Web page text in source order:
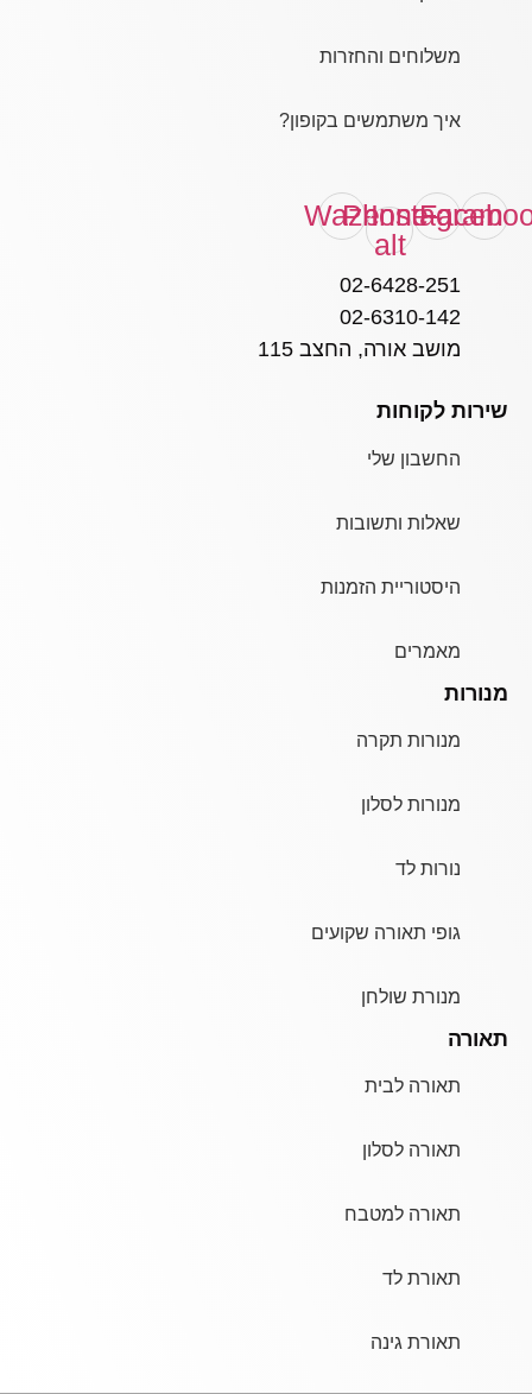
משלוחים והחזרות
איך משתמשים בקופון?
Instagram
Phone-
alt
Waze
02-6428-251
02-6310-142
מושב אורה, החצב 115
שירות לקוחות
החשבון שלי
שאלות ותשובות
היסטוריית הזמנות
מאמרים
מנורות
מנורות תקרה
מנורות לסלון
נורות לד
גופי תאורה שקועים
מנורת שולחן
תאורה
תאורה לבית
תאורה לסלון
תאורה למטבח
תאורת לד
תאורת גינה